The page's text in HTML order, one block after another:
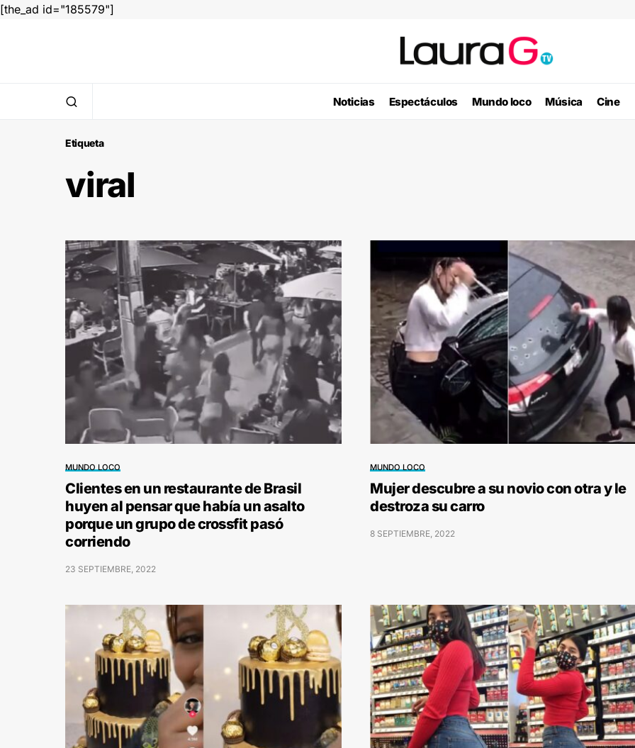
[the_ad id="185579"]
Noticias Espectáculos Mundo loco Música Cine
Etiqueta
viral
MUNDO LOCO
Clientes en un restaurante de Brasil
huyen al pensar que había un asalto
porque un grupo de crossfit pasó
corriendo
23 SEPTIEMBRE, 2022
MUNDO LOCO
Mujer descubre a su novio con otra y le
destroza su carro
8 SEPTIEMBRE, 2022